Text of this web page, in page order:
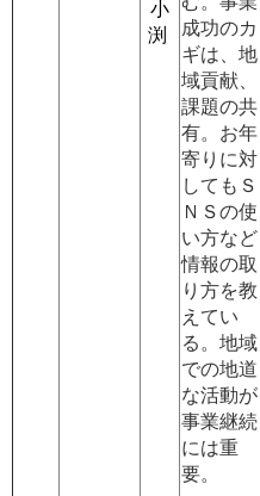
小
渕
成功のカ
ギは、地
域貢献、
課題の共
有。お年
寄りに対
してもＳ
ＮＳの使
い方など
情報の取
り方を教
えてい
る。地域
での地道
な活動が
事業継続
には重
要。